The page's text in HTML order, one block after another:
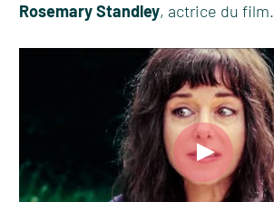
Rosemary Standley, actrice du film.